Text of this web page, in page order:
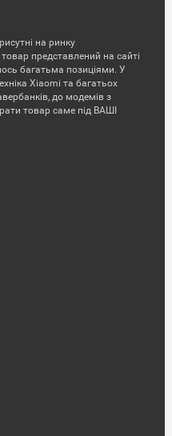
на ринку
представлений на сайті
багатьма позиціями. У
Xiaomi та багатьох
до модемів з
товар саме під ВАШІ